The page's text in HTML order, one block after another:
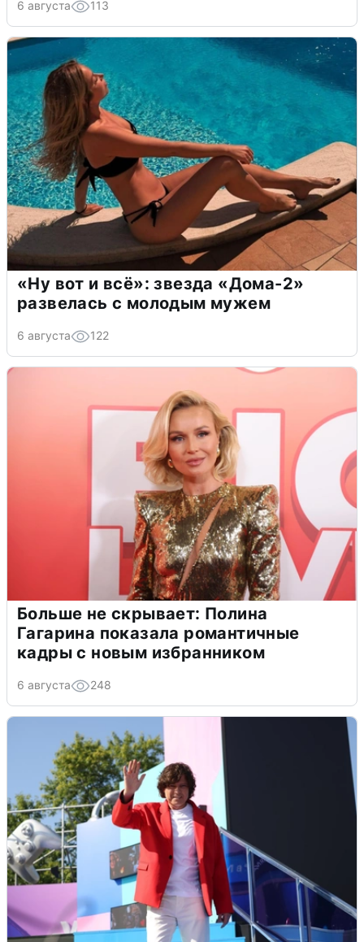
6 августа 113
«Ну вот и всё»: звезда «Дома-2»
развелась с молодым мужем
6 августа 122
Больше не скрывает: Полина
Гагарина показала романтичные
кадры с новым избранником
6 августа 248